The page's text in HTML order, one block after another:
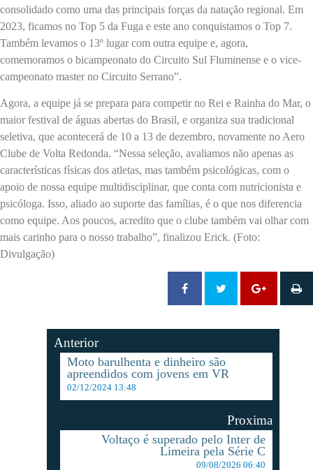
consolidado como uma das principais forças da natação regional. Em
2023, ficamos no Top 5 da Fuga e este ano conquistamos o Top 7.
Também levamos o 13º lugar com outra equipe e, agora,
comemoramos o bicampeonato do Circuito Sul Fluminense e o vice-
campeonato master no Circuito Serrano”.
Agora, a equipe já se prepara para competir no Rei e Rainha do Mar, o
maior festival de águas abertas do Brasil, e organiza sua tradicional
seletiva, que acontecerá de 10 a 13 de dezembro, novamente no Aero
Clube de Volta Redonda. “Nessa seleção, avaliamos não apenas as
características físicas dos atletas, mas também psicológicas, com o
apoio de nossa equipe multidisciplinar, que conta com nutricionista e
psicóloga. Isso, aliado ao suporte das famílias, é o que nos diferencia
como equipe. Aos poucos, acredito que o clube também vai olhar com
mais carinho para o nosso trabalho”, finalizou Erick. (Foto:
Divulgação)
Anterior
Moto barulhenta e dinheiro são
apreendidos com jovens em VR
02/12/2024 13:48
Proxima
Voltaço é superado pelo Inter de
Limeira pela Série C
09/08/2026 06:40